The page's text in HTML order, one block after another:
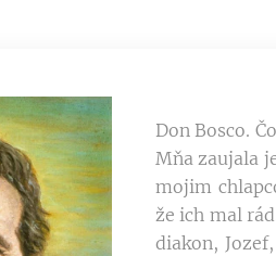
Don Bosco.
Mňa zaujala
mojim
že ich mal
diakon,